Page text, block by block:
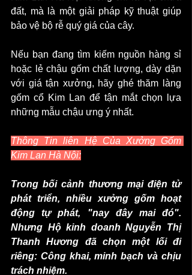
đất, mà là một giải pháp kỹ thuật giúp
bảo vệ bộ rễ quý giá của cây.
Nếu bạn đang tìm kiếm nguồn hàng sỉ
hoặc lẻ chậu gốm chất lượng, dày dặn
với giá tận xưởng, hãy ghé thăm làng
gốm cổ Kim Lan để tận mắt chọn lựa
những mẫu chậu ưng ý nhất.
Thông Tin liên Hệ Của Xưởng Gốm
Kim Lan Hà Nội:
Trong bối cảnh thương mại điện tử
phát triển, nhiều xưởng gốm hoạt
động tự phát, "nay đây mai đó".
Nhưng Hộ kinh doanh Nguyễn Thị
Thanh Hương đã chọn một lối đi
riêng: Công khai, minh bạch và chịu
trách nhiệm.